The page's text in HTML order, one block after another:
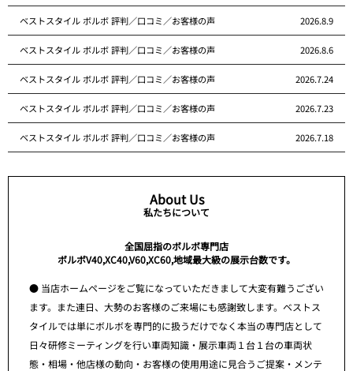
ベストスタイル ボルボ 評判／口コミ／お客様の声 2026.8.9
ベストスタイル ボルボ 評判／口コミ／お客様の声 2026.8.6
ベストスタイル ボルボ 評判／口コミ／お客様の声 2026.7.24
ベストスタイル ボルボ 評判／口コミ／お客様の声 2026.7.23
ベストスタイル ボルボ 評判／口コミ／お客様の声 2026.7.18
About Us
私たちについて
全国屈指のボルボ専門店
ボルボV40,XC40,V60,XC60,地域最大級の展示台数です。
● 当店ホームページをご覧になっていただきまして大変有難うござい
ます。また連日、大勢のお客様のご来場にも感謝致します。ベストス
タイルでは単にボルボを専門的に扱うだけでなく本当の専門店として
日々研修ミーティングを行い車両知識・展示車両１台１台の車両状
態・相場・他店様の動向・お客様の使用用途に見合うご提案・メンテ